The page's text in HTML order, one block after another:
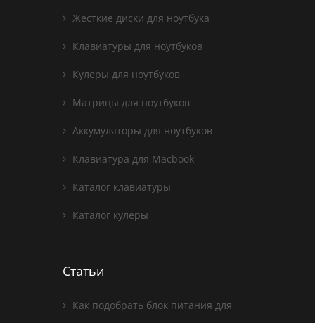
Жесткие диски для ноутбука
Клавиатуры для ноутбуков
Кулеры для ноутбуков
Матрицы для ноутбуков
Аккумуляторы для ноутбуков
Клавиатура для Macbook
Каталог клавиатуры
Каталог кулеры
Статьи
Как подобрать блок питания для